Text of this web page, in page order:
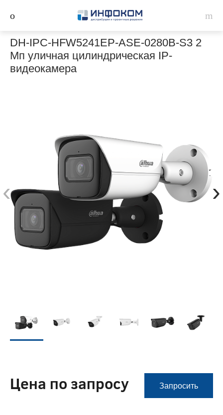
DH-IPC-HFW5241EP-ASE-0280B-S3 2
Мп уличная цилиндрическая IP-
видеокамера
‹ ›
Цена по запросу Запросить